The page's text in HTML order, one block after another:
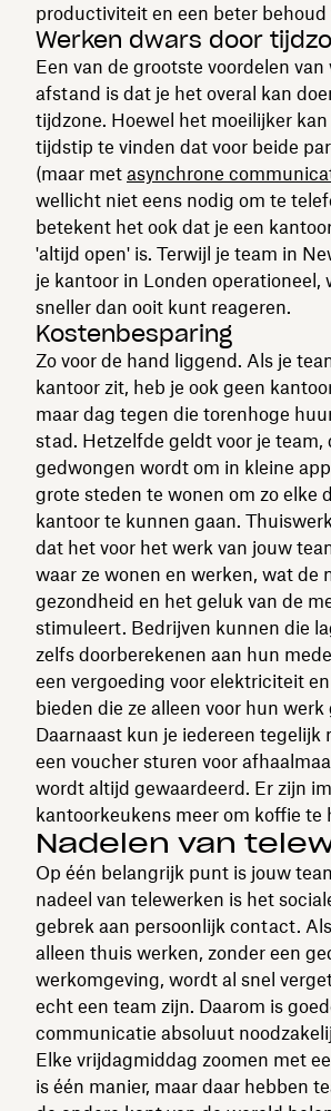
productiviteit en een beter
Werken dwars door
Een van de grootste voordelen van
afstand is dat je het overal kan
tijdzone. Hoewel het moeilijker kan
tijdstip te vinden dat voor beide
(maar met asynchrone
wellicht niet eens nodig om te
betekent het ook dat je een
'altijd open' is. Terwijl je team in
je kantoor in Londen operationeel,
sneller dan ooit kunt reageren.
Kostenbesparing
Zo voor de hand liggend. Als je
kantoor zit, heb je ook geen
maar dag tegen die torenhoge
stad. Hetzelfde geldt voor je team,
gedwongen wordt om in kleine
grote steden te wonen om zo elke
kantoor te kunnen gaan.
dat het voor het werk van jouw
waar ze wonen en werken, wat de
gezondheid en het geluk van de
stimuleert. Bedrijven kunnen die
zelfs doorberekenen aan hun
een vergoeding voor elektriciteit
bieden die ze alleen voor hun werk
Daarnaast kun je iedereen tegelijk
een voucher sturen voor
wordt altijd gewaardeerd. Er zijn
kantoorkeukens meer om koffie te
Nadelen van
Op één belangrijk punt is jouw
nadeel van telewerken is het
gebrek aan persoonlijk contact.
alleen thuis werken, zonder een
werkomgeving, wordt al snel
echt een team zijn. Daarom is
communicatie absoluut
Elke vrijdagmiddag zoomen met
is één manier, maar daar hebben